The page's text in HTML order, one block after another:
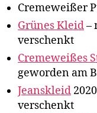
Cremeweißer
Grünes Kleid–
verschenkt
Cremeweißes
geworden am
Jeanskleid
verschenkt